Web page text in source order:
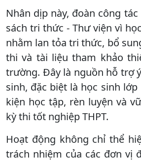
Nhân dịp này, đoàn công tác
sách tri thức - Thư viện vì
nhằm lan tỏa tri thức, bổ
thi và tài liệu tham khảo
trường. Đây là nguồn hỗ trợ
sinh, đặc biệt là học sinh
kiện học tập, rèn luyện và
kỳ thi tốt nghiệp THPT.
Hoạt động không chỉ thể
trách nhiệm của các đơn vị